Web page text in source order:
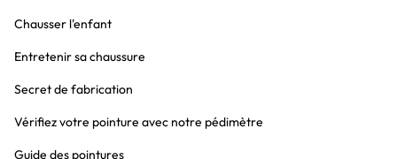
Chausser l'enfant
Entretenir sa chaussure
Secret de fabrication
Vérifiez votre pointure avec notre pédimètre
Guide des pointures